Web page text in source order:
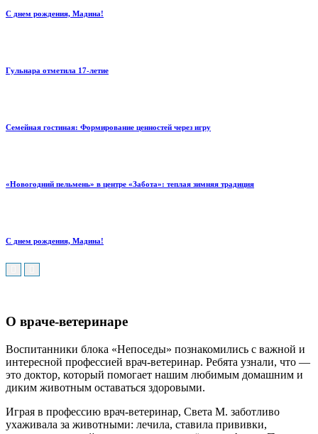
С днем рождения, Мадина!
Гульнара отметила 17‑летие
Семейная гостиная: Формирование ценностей через игру
«Новогодний пельмень» в центре «Забота»: теплая зимняя традиция
С днем рождения, Мадина!
О враче-ветеринаре
Воспитанники блока «Непоседы» познакомились с важной и
интересной профессией врач-ветеринар. Ребята узнали, что —
это доктор, который помогает нашим любимым домашним и
диким животным оставаться здоровыми.
Играя в профессию врач-ветеринар, Света М. заботливо
ухаживала за животными: лечила, ставила прививки,